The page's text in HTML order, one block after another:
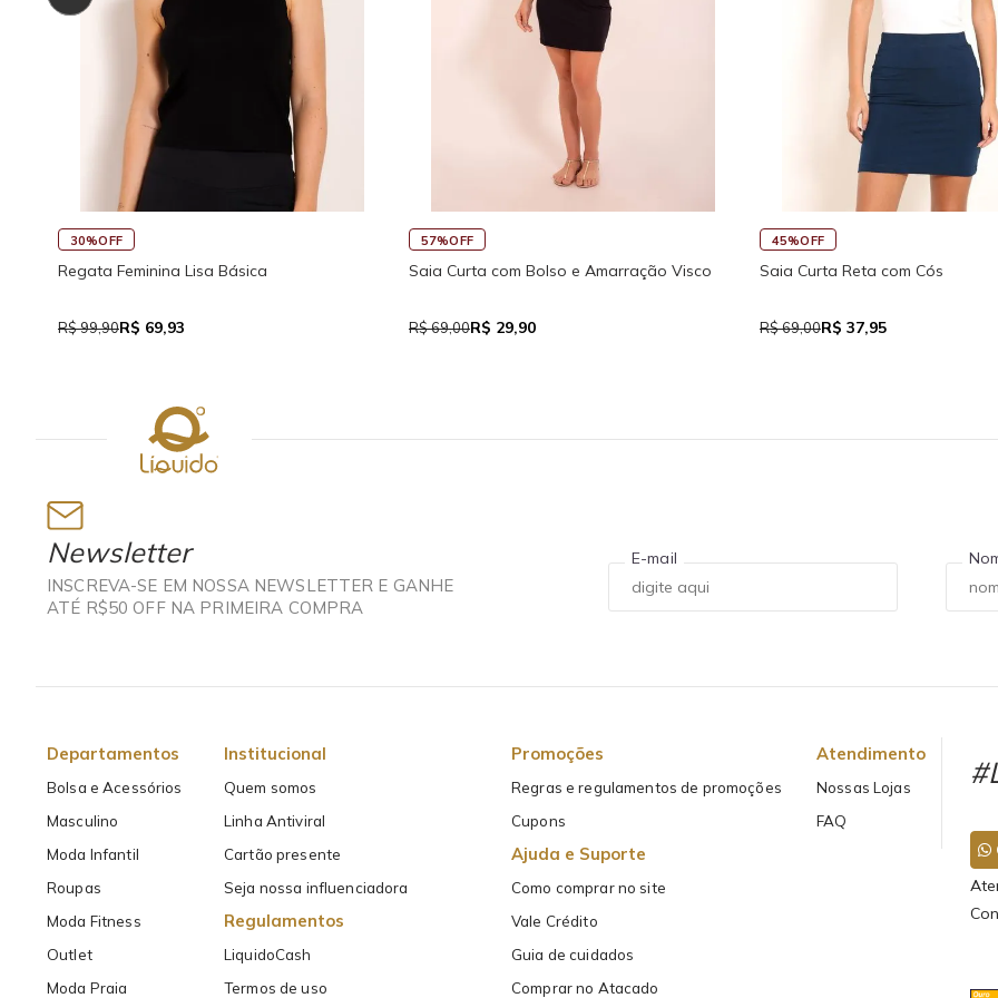
45%OFF
Saia Curta Reta com Cós
R$ 69,00R$ 37,95
30%OFF
Macaquinho Fitness New Ikat Com Abertura
R$ 159,90R$ 111,93
45%OFF
Regata Feminina de Alcinhas
R$ 71,00R$ 39,05
Newsletter
INSCREVA-SE EM NOSSA NEWSLETTER E GANHE
ATÉ R$50 OFF NA PRIMEIRA COMPRA
E-mail
Departamentos
Bolsa e Acessórios
Masculino
Moda Infantil
Roupas
Moda Fitness
Outlet
Moda Praia
Institucional
Quem somos
Linha Antiviral
Cartão presente
Seja nossa influenciadora
Regulamentos
LiquidoCash
Termos de uso
Promoções
Regras e regulamentos de promoções
Cupons
Ajuda e Suporte
Como comprar no site
Vale Crédito
Guia de cuidados
Comprar no Atacado
Atendimento
Nossas Lojas
FAQ